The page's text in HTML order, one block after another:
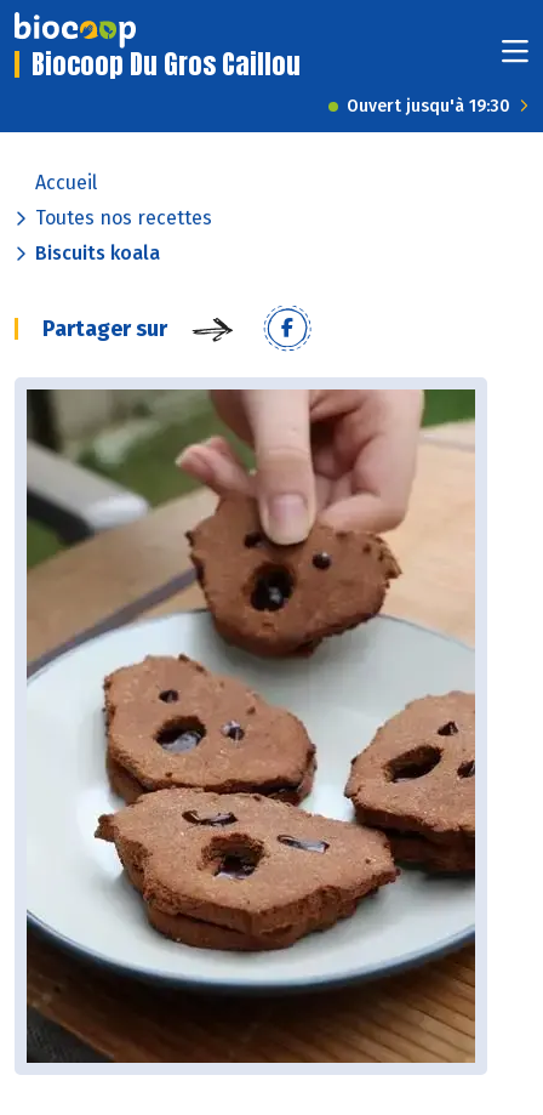
Biocoop Du Gros Caillou
Ouvert jusqu'à 19:30
Accueil
Toutes nos recettes
Biscuits koala
Partager sur